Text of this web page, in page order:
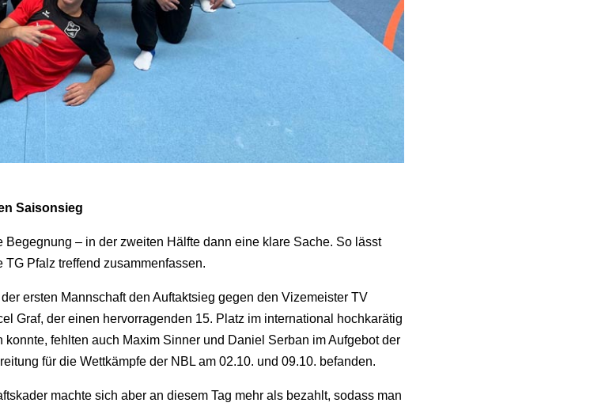
Saisonsieg
– in der zweiten Hälfte dann eine klare Sache. So lässt
Pfalz treffend zusammenfassen.
ersten Mannschaft den Auftaktsieg gegen den Vizemeister TV
Graf, der einen hervorragenden 15. Platz im international hochkarätig
fehlten auch Maxim Sinner und Daniel Serban im Aufgebot der
für die Wettkämpfe der NBL am 02.10. und 09.10. befanden.
machte sich aber an diesem Tag mehr als bezahlt, sodass man